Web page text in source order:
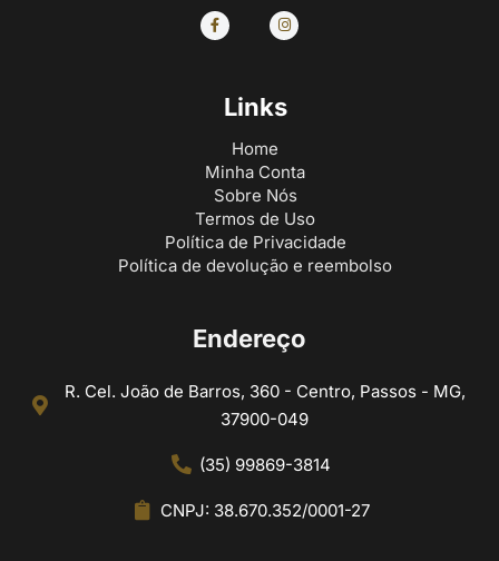
Links
Home
Minha Conta
Sobre Nós
Termos de Uso
Política de Privacidade
Política de devolução e reembolso
Endereço
R. Cel. João de Barros, 360 - Centro, Passos - MG,
37900-049
(35) 99869-3814
CNPJ: 38.670.352/0001-27